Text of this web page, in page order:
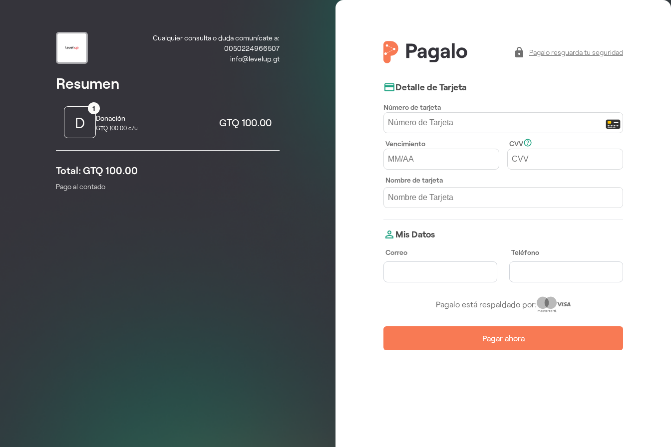
Cualquier consulta o duda comunícate a:
0050224966507
info@levelup.gt
Resumen
D
1
Donación
GTQ 100.00 c/u GTQ 100.00
Total: GTQ 100.00
Pago al contado
Pagalo resguarda tu seguridad
Detalle de Tarjeta
Número de tarjeta
Vencimiento CVV
Nombre de tarjeta
Mis Datos
Correo Teléfono
Pagalo está respaldado por:
Pagar ahora